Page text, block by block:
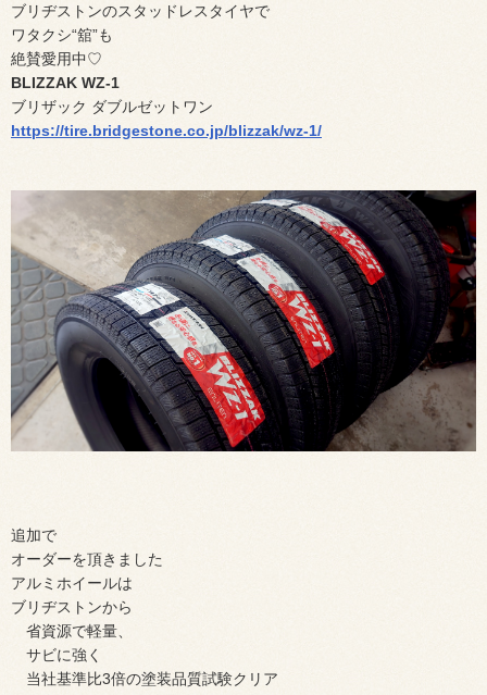
ブリヂストンのスタッドレスタイヤで
ワタクシ“舘”も
絶賛愛用中♡
BLIZZAK WZ-1
ブリザック ダブルゼットワン
https://tire.bridgestone.co.jp/blizzak/wz-1/
追加で
オーダーを頂きました
アルミホイールは
ブリヂストンから
省資源で軽量、
サビに強く
当社基準比3倍の塗装品質試験クリア